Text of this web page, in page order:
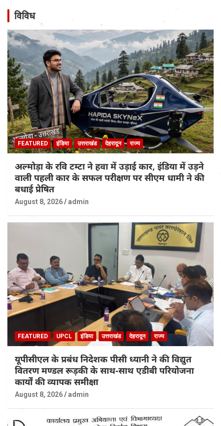
विविध
FEATURED इंडिया उत्तराखंड देहरादून राज्य
अल्मोड़ा के रवि टम्टा ने हवा में उड़ाई कार, इंडिया में उड़ने
वाली पहली कार के सफल परीक्षण पर सीएम धामी ने की
बधाई प्रेषित
August 8, 2026 admin
FEATURED UPCL इंडिया उत्तराखंड देहरादून राज्य
यूपीसीएल के प्रबंध निदेशक पीसी ध्यानी ने की विद्युत
वितरण मण्डल रूड़की के साथ-साथ एडीबी परियोजना
कार्यों की व्यापक समीक्षा
August 8, 2026 admin